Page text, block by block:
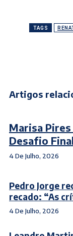
TAGS
Artigos
Marisa
Desafio
4 De Julho, 2026
Pedro Jorge
recado: “As
4 De Julho, 2026